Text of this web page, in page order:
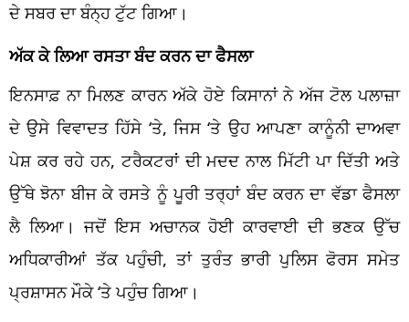
ਦੇ ਸਬਰ ਦਾ ਬੰਨ੍ਹ ਟੁੱਟ ਗਿਆ।
ਅੱਕ ਕੇ ਲਿਆ ਰਸਤਾ ਬੰਦ ਕਰਨ ਦਾ ਫੈਸਲਾ
ਇਨਸਾਫ਼ ਨਾ ਮਿਲਣ ਕਾਰਨ ਅੱਕੇ ਹੋਏ ਕਿਸਾਨਾਂ ਨੇ ਅੱਜ ਟੋਲ ਪਲਾਜ਼ਾ
ਦੇ ਉਸੇ ਵਿਵਾਦਤ ਹਿੱਸੇ ‘ਤੇ, ਜਿਸ ‘ਤੇ ਉਹ ਆਪਣਾ ਕਾਨੂੰਨੀ ਦਾਅਵਾ
ਪੇਸ਼ ਕਰ ਰਹੇ ਹਨ, ਟਰੈਕਟਰਾਂ ਦੀ ਮਦਦ ਨਾਲ ਮਿੱਟੀ ਪਾ ਦਿੱਤੀ ਅਤੇ
ਉੱਥੇ ਝੋਨਾ ਬੀਜ ਕੇ ਰਸਤੇ ਨੂੰ ਪੂਰੀ ਤਰ੍ਹਾਂ ਬੰਦ ਕਰਨ ਦਾ ਵੱਡਾ ਫੈਸਲਾ
ਲੈ ਲਿਆ। ਜਦੋਂ ਇਸ ਅਚਾਨਕ ਹੋਈ ਕਾਰਵਾਈ ਦੀ ਭਣਕ ਉੱਚ
ਅਧਿਕਾਰੀਆਂ ਤੱਕ ਪਹੁੰਚੀ, ਤਾਂ ਤੁਰੰਤ ਭਾਰੀ ਪੁਲਿਸ ਫੋਰਸ ਸਮੇਤ
ਪ੍ਰਸ਼ਾਸਨ ਮੌਕੇ ‘ਤੇ ਪਹੁੰਚ ਗਿਆ।